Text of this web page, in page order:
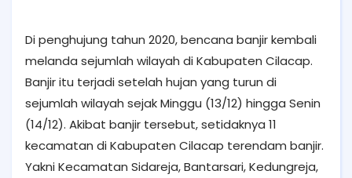
Di penghujung tahun 2020, bencana banjir kembali
melanda sejumlah wilayah di Kabupaten Cilacap.
Banjir itu terjadi setelah hujan yang turun di
sejumlah wilayah sejak Minggu (13/12) hingga Senin
(14/12). Akibat banjir tersebut, setidaknya 11
kecamatan di Kabupaten Cilacap terendam banjir.
Yakni Kecamatan Sidareja, Bantarsari, Kedungreja,